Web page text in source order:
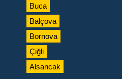
Buca
Balçova
Bornova
Çiğli
Alsancak